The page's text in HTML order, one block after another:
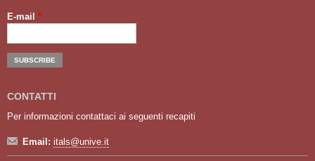
E-mail *
CONTATTI
Per informazioni contattaci ai seguenti recapiti
Email: itals@unive.it